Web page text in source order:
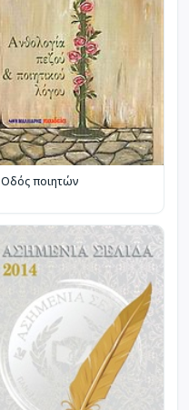
Οδός ποιητών